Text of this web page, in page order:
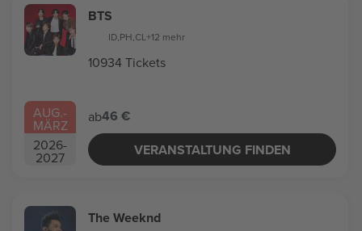
AUG.-
MÄRZ
2026-
2027
BTS
ID,PH,CL+12 mehr
10934 Tickets
ab46 €
VERANSTALTUNG FINDEN
The Weeknd